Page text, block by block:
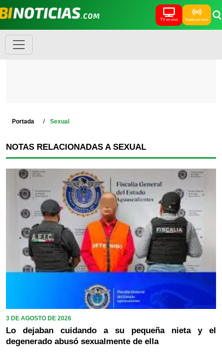
TV en vivo Radio en vivo
Portada Sexual
NOTAS RELACIONADAS A SEXUAL
3 DE AGOSTO DE 2026
Lo dejaban cuidando a su pequeña nieta y el
degenerado abusó sexualmente de ella